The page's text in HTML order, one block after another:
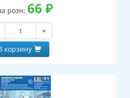
розн: 66 ₽
+
корзину